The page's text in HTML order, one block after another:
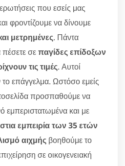
που εσείς μας
φροντίζουμε να δίνουμε
μετρημένες. Πάντα
πέσετε σεπαγίδες επίδοξων
τις τιμές. Αυτοί
επάγγελμα. Ωστόσο εμείς
προσπαθούμε να
εμπεριστατωμένα και με
εμπειρία των 35 ετών
αιχμής βοηθούμε το
σε οικογενειακή